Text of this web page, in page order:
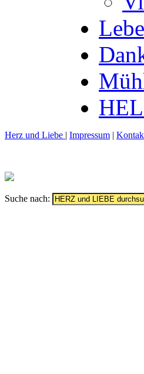
Herz und Liebe | Impressum |
Suche nach: